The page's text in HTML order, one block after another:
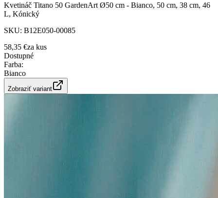
Kvetináč Titano 50 GardenArt Ø50 cm - Bianco, 50 cm, 38 cm, 46
L, Kónický
SKU: B12E050-00085
58,35 €za kus
Dostupné
Farba:
Bianco
Zobraziť variant